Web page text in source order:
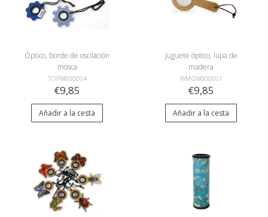
Óptico, borde de oscilación
mosca
TOPW000004
€9,85
Añadir a la cesta
Juguete óptico, lupa de
madera
WMGW000001
€9,85
Añadir a la cesta